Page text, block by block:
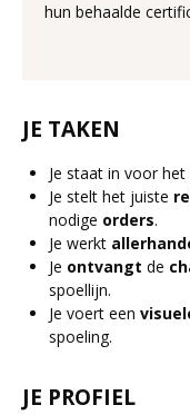
hun behaalde
JE TAKEN
Je staat in voor het
Je stelt het juiste
nodige orders.
Je werkt
Je ontvangt de
spoellijn.
Je voert een
spoeling.
JE PROFIEL